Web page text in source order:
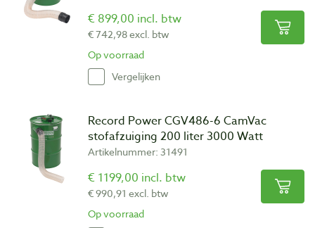
€ 899,00 incl. btw
€ 742,98 excl. btw
Op voorraad
Vergelijken
Record Power CGV486-6 CamVac
stofafzuiging 200 liter 3000 Watt
Artikelnummer: 31491
€ 1199,00 incl. btw
€ 990,91 excl. btw
Op voorraad